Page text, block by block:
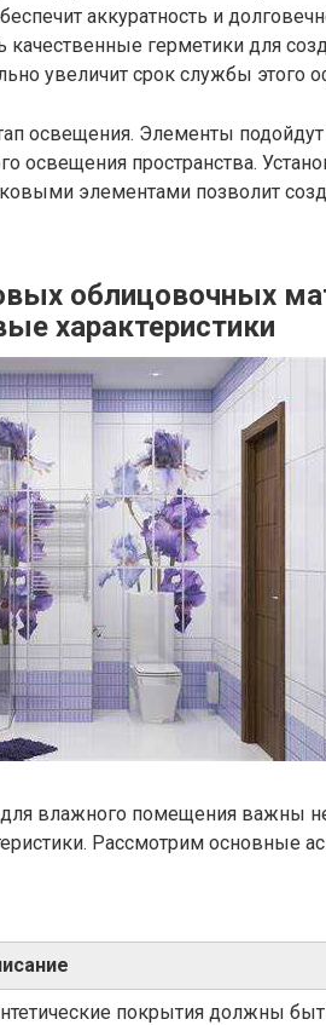
аккуратность и
герметики для
увеличит срок службы этого
освещения. Элементы
освещения пространства.
элементами позволит
облицовочных
характеристики
влажного помещения важны не
Рассмотрим основные
покрытия должны